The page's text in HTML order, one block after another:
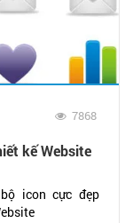
7868
kế Website
icon cực đẹp